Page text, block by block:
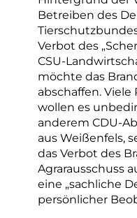
Betreiben des
Verbot des
CSU-
möchte das
abschaffen.
wollen es
anderem CDU-
aus Weißenfels,
das Verbot des
Agrarausschuss
eine „sachliche
persönlicher